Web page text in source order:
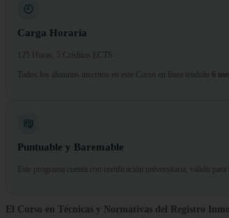
Carga Horaria
125 Horas, 5 Créditos ECTS
Todos los alumnos inscritos en este Curso en línea tendrán 6
Puntuable y Baremable
Este programa cuenta con certificación universitaria, válido
El Curso en Técnicas y Normativas del Registro